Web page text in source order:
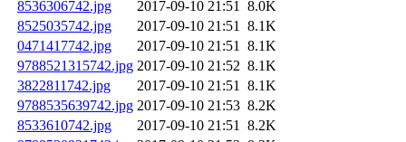
8536306742.jpg
2017-09-10 21:51 8.0K
8525035742.jpg
2017-09-10 21:51 8.1K
0471417742.jpg
2017-09-10 21:51 8.1K
9788521315742.jpg 2017-09-10 21:52 8.1K
3822811742.jpg
2017-09-10 21:51 8.1K
9788535639742.jpg 2017-09-10 21:53 8.2K
8533610742.jpg
2017-09-10 21:51 8.2K